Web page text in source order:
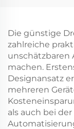
Die günstige
zahlreiche
unschätzbaren
machen.
Designansatz
mehreren
als auch bei